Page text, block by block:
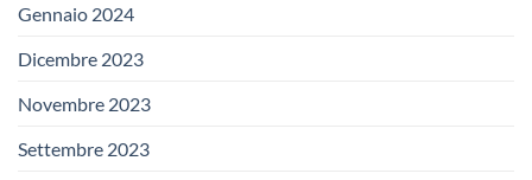
Gennaio 2024
Dicembre 2023
Novembre 2023
Settembre 2023